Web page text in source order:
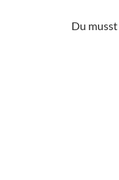
Du musst